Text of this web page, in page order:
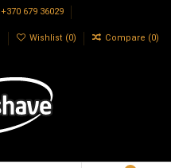
+370 679 36029
Wishlist (0) Compare (0)